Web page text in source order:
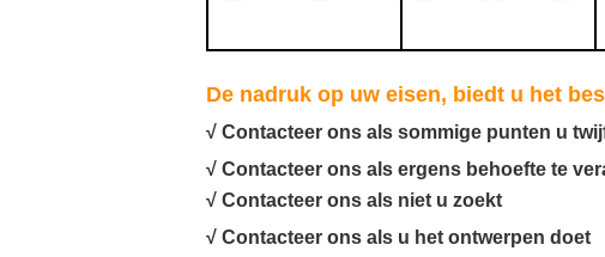
De nadruk op uw eisen, biedt u het
√ Contacteer ons als sommige punten u
√ Contacteer ons als ergens behoefte te
√ Contacteer ons als niet u zoekt
√ Contacteer ons als u het ontwerpen doet